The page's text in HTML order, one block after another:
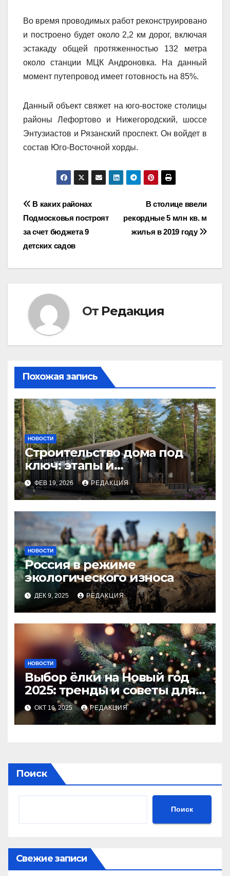
Во время проводимых работ реконструировано
и построено будет около 2,2 км дорог, включая
эстакаду общей протяженностью 132 метра
около станции МЦК Андроновка. На данный
момент путепровод имеет готовность на 85%.
Данный объект свяжет на юго-востоке столицы
районы Лефортово и Нижегородский, шоссе
Энтузиастов и Рязанский проспект. Он войдет в
состав Юго-Восточной хорды.
Навигация
по
записям
В столице ввели
рекордные 5 млн кв. м
жилья в 2019 году
В каких районах
Подмосковья построят
за счет бюджета 9
детских садов
От Редакция
Похожая запись
НОВОСТИ
Строительство дома под
ключ: этапы и
планирование бюджета
ФЕВ 19, 2026 РЕДАКЦИЯ
НОВОСТИ
Россия в режиме
экологического износа
ДЕК 9, 2025 РЕДАКЦИЯ
НОВОСТИ
Выбор ёлки на Новый год
2025: тренды и советы для
идеального праздника
ОКТ 16, 2025 РЕДАКЦИЯ
Поиск
Поиск
Свежие записи